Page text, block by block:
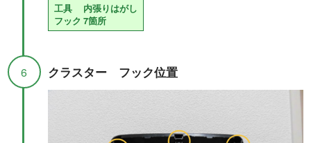
工具
内張りはがし
フック 7箇所
6 クラスター フック位置